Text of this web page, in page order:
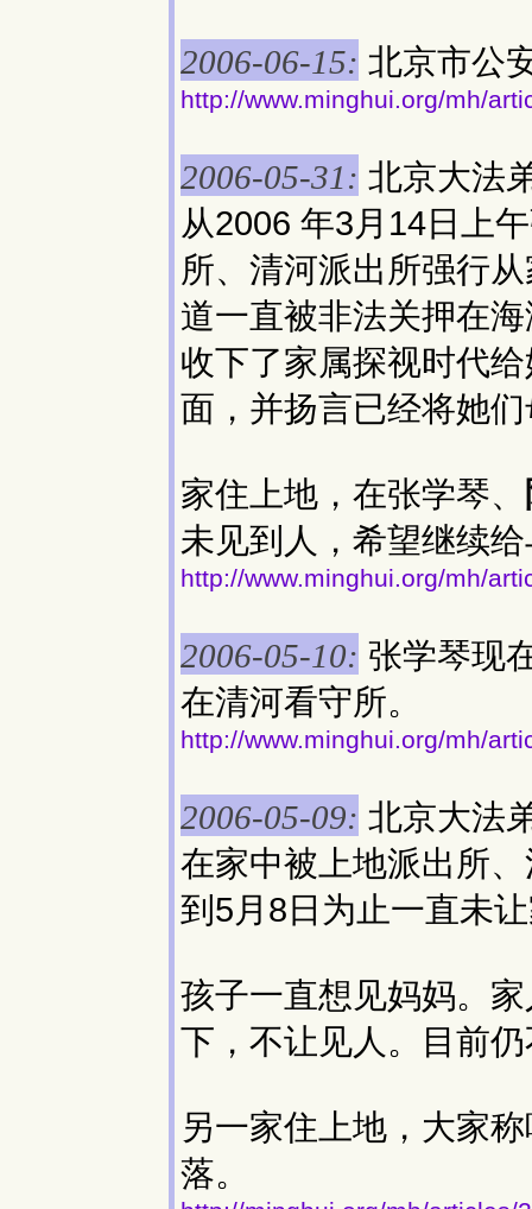
2006-06-15: 北京市公
http://www.minghui.org/mh/
2006-05-31: 北京大法
从2006 年3月14日上
所、清河派出所强行
道一直被非法关押在
收下了家属探视时代
面，并扬言已经将她
家住上地，在张学琴、
未见到人，希望继续
http://www.minghui.org/mh/
2006-05-10: 张学琴现
在清河看守所。
http://www.minghui.org/mh/
2006-05-09: 北京大法
在家中被上地派出所
到5月8日为止一直未
孩子一直想见妈妈。
下，不让见人。目前
另一家住上地，大家
落。